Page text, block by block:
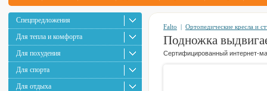
Спецпредложения
Для тепла и комфорта
Для похудения
Для спорта
Для отдыха
Falto | Ортопедические кресла и
Подножка
Сертифицированный интернет-